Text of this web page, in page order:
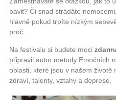
Máte pocit, že jste unaveni
bavit? Či snad strádáte
hlavně pokud trpíte nízkým
proč.
Na festivalu si budete moci
připravil autor metody Emočních
oblasti, které jsou v našem
zdraví, talenty, vztahy a deprese.